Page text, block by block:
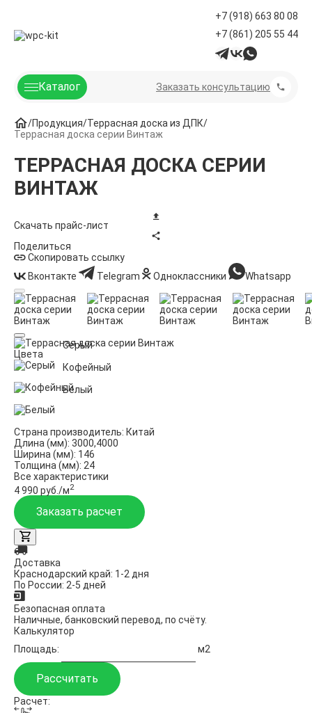
+7 (918) 663 80 08
+7 (861) 205 55 44
Каталог Заказать консультацию
Продукция Террасная доска из ДПК
Террасная доска серии Винтаж
ТЕРРАСНАЯ ДОСКА СЕРИИ
ВИНТАЖ
Скачать прайс-лист
Поделиться
Скопировать ссылку
Вконтакте
Telegram Одноклассники Whatsapp
Цвета
Серый
Кофейный
Белый
Страна производитель: Китай
Длина (мм): 3000,4000
Ширина (мм): 146
Толщина (мм): 24
Все характеристики
4 990 руб./м2
Заказать расчет
Доставка
Краснодарский край: 1-2 дня
По России: 2-5 дней
Безопасная оплата
Наличные, банковский перевод, по счёту.
Калькулятор
Площадь:
м2
Рассчитать
Расчет: